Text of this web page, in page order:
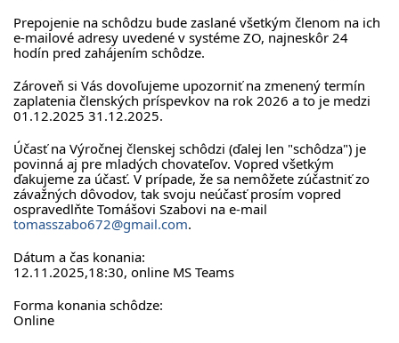
Prepojenie na schôdzu bude zaslané všetkým členom na ich
e-mailové adresy uvedené v systéme ZO, najneskôr 24
hodín pred zahájením schôdze.
Zároveň si Vás dovoľujeme upozorniť na zmenený termín
zaplatenia členských príspevkov na rok 2026 a to je medzi
01.12.2025 31.12.2025.
Účasť na Výročnej členskej schôdzi (ďalej len "schôdza") je
povinná aj pre mladých chovateľov. Vopred všetkým
ďakujeme za účasť. V prípade, že sa nemôžete zúčastniť zo
závažných dôvodov, tak svoju neúčasť prosím vopred
ospravedlňte Tomášovi Szabovi na e-mail
tomasszabo672@gmail.com.
Dátum a čas konania:
12.11.2025,18:30, online MS Teams
Forma konania schôdze:
Online